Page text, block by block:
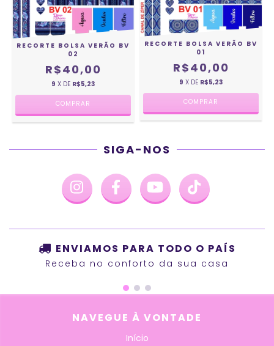
RECORTE BOLSA VERÃO BV
02
R$40,00
9 X DE R$5,23
RECORTE BOLSA VERÃO BV
01
R$40,00
9 X DE R$5,23
SIGA-NOS
ENVIAMOS PARA TODO O PAÍS
Receba no conforto da sua casa
NAVEGUE À VONTADE
Início